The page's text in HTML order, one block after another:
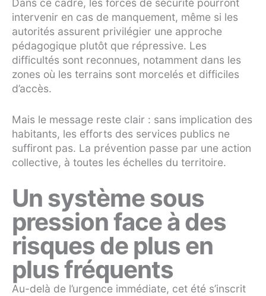
Dans ce cadre, les forces de sécurité pourront
intervenir en cas de manquement, même si les
autorités assurent privilégier une approche
pédagogique plutôt que répressive. Les
difficultés sont reconnues, notamment dans les
zones où les terrains sont morcelés et difficiles
d’accès.
Mais le message reste clair : sans implication des
habitants, les efforts des services publics ne
suffiront pas. La prévention passe par une action
collective, à toutes les échelles du territoire.
Un système sous
pression face à des
risques de plus en
plus fréquents
Au-delà de l’urgence immédiate, cet été s’inscrit